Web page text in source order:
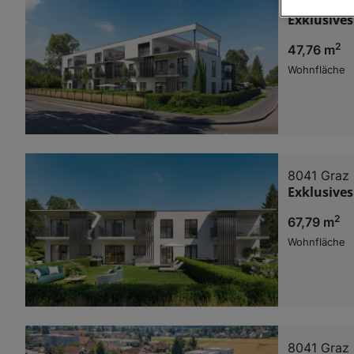
47,76 m2
Wohnfläche
8041 Graz
67,79 m2
Wohnfläche
8041 Graz
Wir und